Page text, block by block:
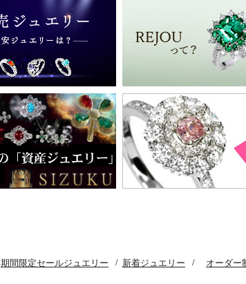
期間限定セールジュエリー / 新着ジュエリー / オーダー